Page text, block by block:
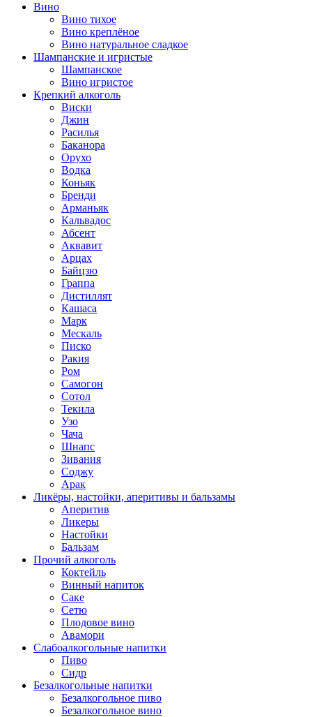
Вино
Вино тихое
Вино креплёное
Вино натуральное сладкое
Шампанские и игристые
Шампанское
Вино игристое
Крепкий алкоголь
Виски
Джин
Расилья
Баканора
Орухо
Водка
Коньяк
Бренди
Арманьяк
Кальвадос
Абсент
Аквавит
Арцах
Байцзю
Граппа
Дистиллят
Кашаса
Марк
Мескаль
Писко
Ракия
Ром
Самогон
Сотол
Текила
Узо
Чача
Шнапс
Зивания
Соджу
Арак
Ликёры, настойки, аперитивы и бальзамы
Аперитив
Ликеры
Настойки
Бальзам
Прочий алкоголь
Коктейль
Винный напиток
Саке
Сетю
Плодовое вино
Авамори
Слабоалкогольные напитки
Пиво
Сидр
Безалкогольные напитки
Безалкогольное пиво
Безалкогольное вино